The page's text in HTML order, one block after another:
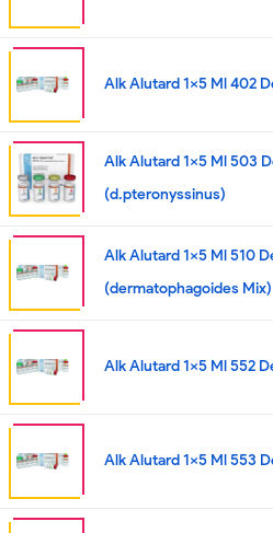
Alk Alutard 1x5 Ml 402
Alk Alutard 1x5 Ml 503
(d.pteronyssinus)
Alk Alutard 1x5 Ml 510
(dermatophagoides Mix)
Alk Alutard 1x5 Ml 552
Alk Alutard 1x5 Ml 553